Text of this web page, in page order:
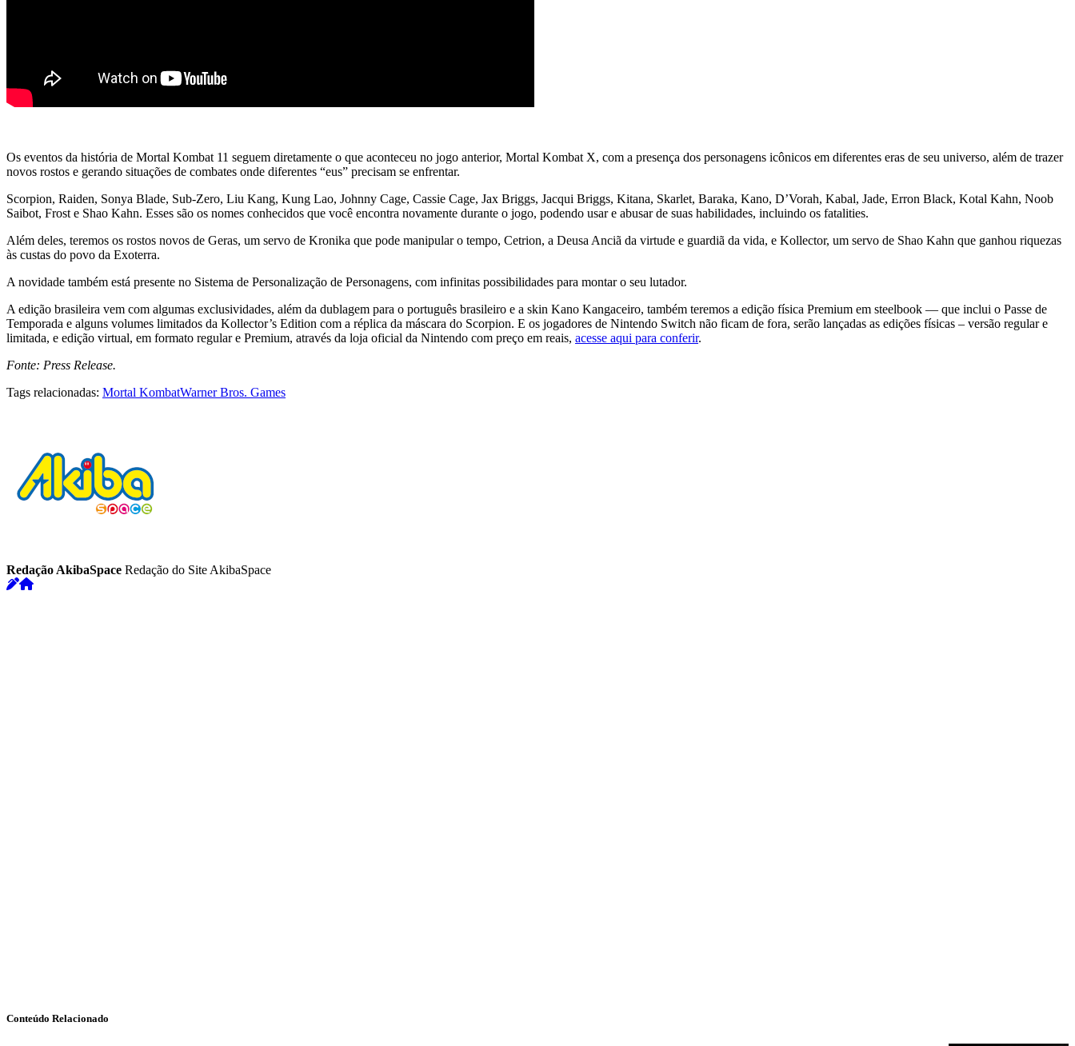
Os eventos da história de Mortal Kombat 11 seguem diretamente o que aconteceu no jogo anterior, Mortal Kombat X, com a presença dos personagens icônicos em diferentes eras de seu universo, além de trazer
novos rostos e gerando situações de combates onde diferentes “eus” precisam se enfrentar.
Scorpion, Raiden, Sonya Blade, Sub-Zero, Liu Kang, Kung Lao, Johnny Cage, Cassie Cage, Jax Briggs, Jacqui Briggs, Kitana, Skarlet, Baraka, Kano, D’Vorah, Kabal, Jade, Erron Black, Kotal Kahn, Noob
Saibot, Frost e Shao Kahn. Esses são os nomes conhecidos que você encontra novamente durante o jogo, podendo usar e abusar de suas habilidades, incluindo os fatalities.
Além deles, teremos os rostos novos de Geras, um servo de Kronika que pode manipular o tempo, Cetrion, a Deusa Anciã da virtude e guardiã da vida, e Kollector, um servo de Shao Kahn que ganhou riquezas
às custas do povo da Exoterra.
A novidade também está presente no Sistema de Personalização de Personagens, com infinitas possibilidades para montar o seu lutador.
A edição brasileira vem com algumas exclusividades, além da dublagem para o português brasileiro e a skin Kano Kangaceiro, também teremos a edição física Premium em steelbook — que inclui o Passe de
Temporada e alguns volumes limitados da Kollector’s Edition com a réplica da máscara do Scorpion. E os jogadores de Nintendo Switch não ficam de fora, serão lançadas as edições físicas – versão regular e
limitada, e edição virtual, em formato regular e Premium, através da loja oficial da Nintendo com preço em reais, acesse aqui para conferir.
Fonte: Press Release.
Tags relacionadas: Mortal KombatWarner Bros. Games
Redação AkibaSpace Redação do Site AkibaSpace
Conteúdo Relacionado